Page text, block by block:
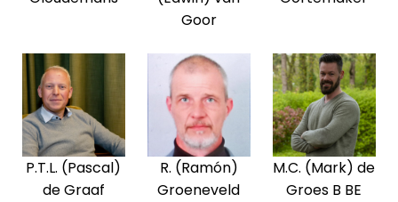
Goor
P.T.L. (Pascal)
de Graaf
R. (Ramón)
Groeneveld
M.C. (Mark) de
Groes B BE